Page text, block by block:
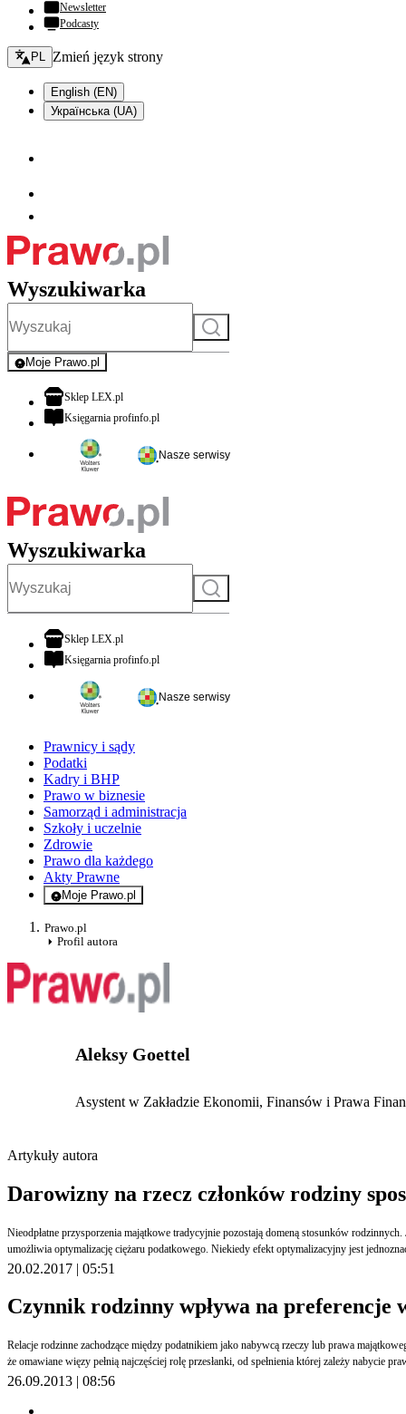
Newsletter
Podcasty
Zmień język - bieżący:
PL Zmień język strony
English (EN)
Українська (UA)
Wyszukiwarka
Szukaj
Moje Prawo.pl
- rejestracja i logowanie do serwisu
Sklep LEX.plotwiera się w nowej karcie
Księgarnia profinfo.plotwiera się w nowej karcie
Nasze serwisy
Wyszukiwarka
Szukaj
Sklep LEX.plotwiera się w nowej karcie
Księgarnia profinfo.plotwiera się w nowej karcie
Nasze serwisy
Prawnicy i sądy
Podatki
Kadry i BHP
Prawo w biznesie
Samorząd i administracja
Szkoły i uczelnie
Zdrowie
Prawo dla każdego
Akty Prawne
Moje Prawo.pl
- rejestracja i logowanie do serwisu
Prawo.pl
Profil autora
Aleksy Goettel
Asystent w Zakładzie Ekonomii, Finansów i Prawa
Artykuły autora
Darowizny na rzecz członków rodziny
Nieodpłatne przysporzenia majątkowe tradycyjnie pozostają domeną stosunków rodzinnych. Jednakże ustanowienie darowizny nawet na rzecz członka rodziny - nie pozostaje faktem obojętnym z
umożliwia optymalizację ciężaru podatkowego. Niekiedy efekt optymalizacyjny jest
20.02.2017 | 05:51
Czynnik rodzinny wpływa na preferencje
Relacje rodzinne zachodzące między podatnikiem jako nabywcą rzeczy lub prawa majątkowego a osobami, od których (lub po których) owo nabycie następuje wykazują daleko idące oddziaływanie w zakresie ulg i zwolnień podatkowych. W pewnym uproszczeniu można przyjąć,
że
26.09.2013 | 08:56